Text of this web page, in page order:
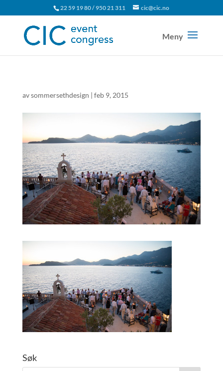
22 59 19 80 / 950 21 311 cic@cic.no
avsommersethdesign | feb 9, 2015
Søk